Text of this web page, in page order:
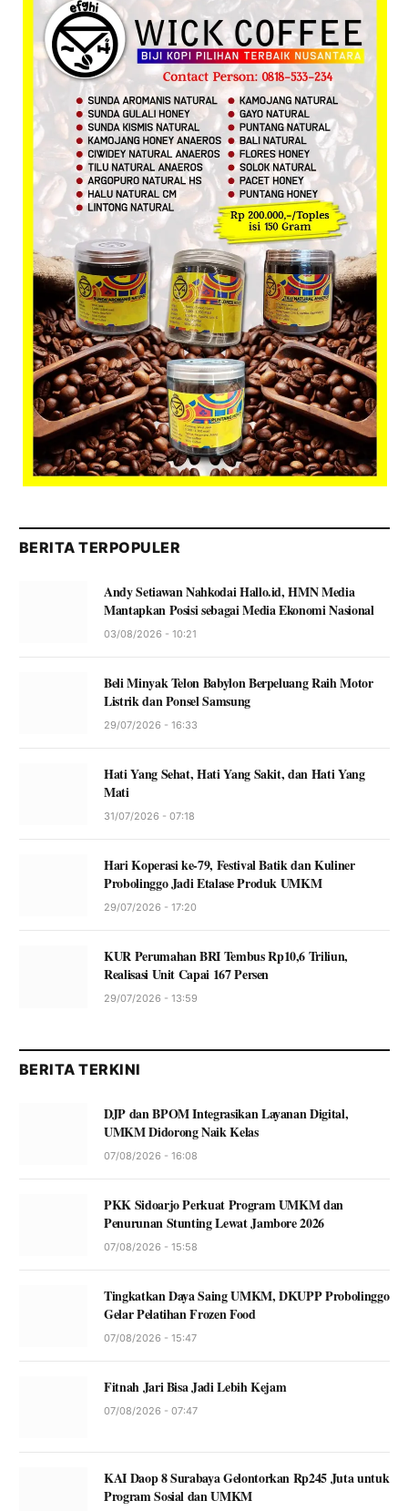
BERITA TERPOPULER
Andy Setiawan Nahkodai Hallo.id, HMN Media
Mantapkan Posisi sebagai Media Ekonomi Nasional
03/08/2026 - 10:21
Beli Minyak Telon Babylon Berpeluang Raih Motor
Listrik dan Ponsel Samsung
29/07/2026 - 16:33
Hati Yang Sehat, Hati Yang Sakit, dan Hati Yang
Mati
31/07/2026 - 07:18
Hari Koperasi ke-79, Festival Batik dan Kuliner
Probolinggo Jadi Etalase Produk UMKM
29/07/2026 - 17:20
KUR Perumahan BRI Tembus Rp10,6 Triliun,
Realisasi Unit Capai 167 Persen
29/07/2026 - 13:59
BERITA TERKINI
DJP dan BPOM Integrasikan Layanan Digital,
UMKM Didorong Naik Kelas
07/08/2026 - 16:08
PKK Sidoarjo Perkuat Program UMKM dan
Penurunan Stunting Lewat Jambore 2026
07/08/2026 - 15:58
Tingkatkan Daya Saing UMKM, DKUPP Probolinggo
Gelar Pelatihan Frozen Food
07/08/2026 - 15:47
Fitnah Jari Bisa Jadi Lebih Kejam
07/08/2026 - 07:47
KAI Daop 8 Surabaya Gelontorkan Rp245 Juta untuk
Program Sosial dan UMKM